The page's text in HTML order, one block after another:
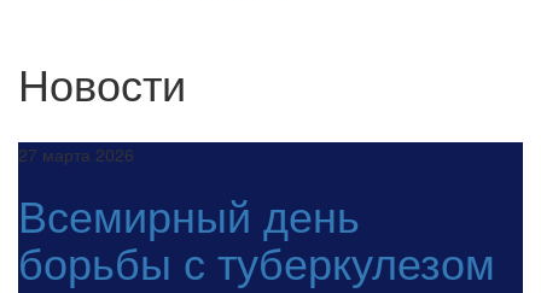
Новости
27 марта 2026
Всемирный день
борьбы с туберкулезом